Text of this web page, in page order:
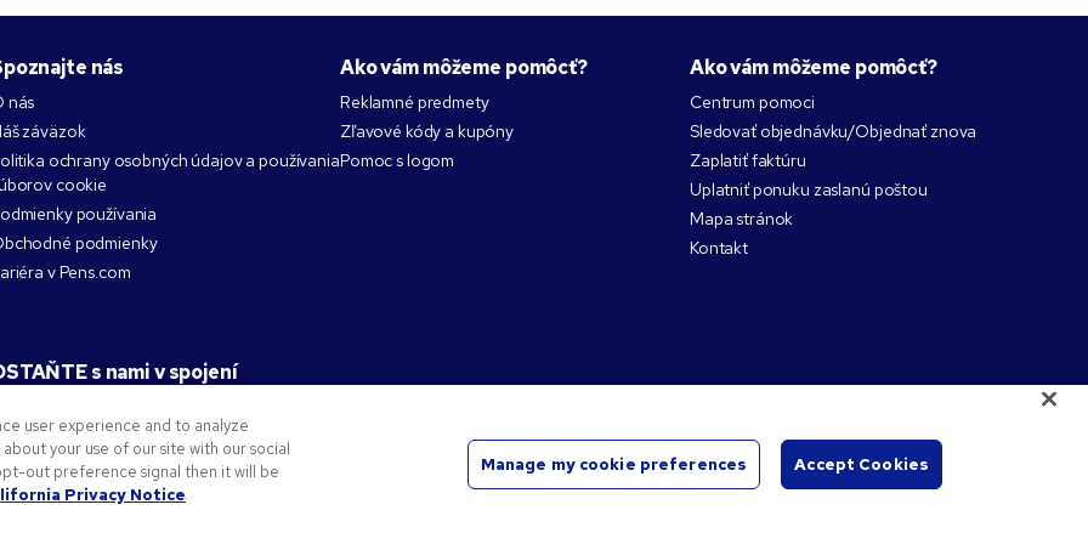
nás
nás
záväzok
ochrany osobných údajov a používania
cookie
používania
podmienky
v Pens.com
s nami v spojení
Ako vám môžeme pomôcť?
Reklamné predmety
Zľavové kódy a kupóny
Pomoc s logom
Ako vám môžeme pomôcť?
Centrum pomoci
Sledovať objednávku/Objednať znova
Zaplatiť faktúru
Uplatniť ponuku zaslanú poštou
Mapa stránok
Kontakt
známky spoločnosti National Pen. Všetky ostatné ochranné známky sú majetkom ich príslušných vlastníkov.
user experience and to analyze
your use of our site with our social
out preference signal then it will be
Privacy Notice
Manage my cookie preferences Accept Cookies